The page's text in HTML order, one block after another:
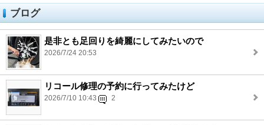
ブログ
是非とも足回りを綺麗にしてみたいので
2026/7/24 20:53
リコール修理の予約に行ってみたけど
2026/7/10 10:43 2